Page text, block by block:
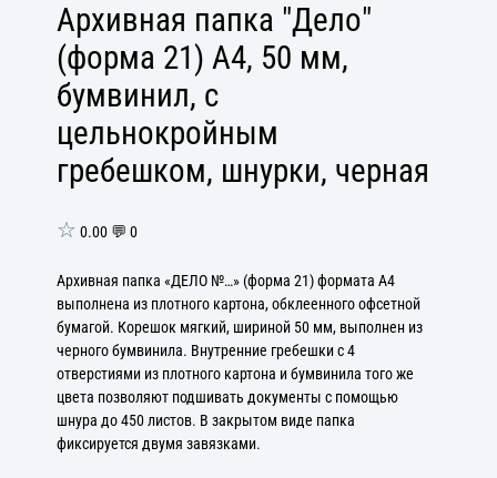
Архивная папка "Дело"
(форма 21) А4, 50 мм,
бумвинил, с
цельнокройным
гребешком, шнурки, черная
☆ 0.00 💬 0
Архивная папка «ДЕЛО №…» (форма 21) формата А4
выполнена из плотного картона, обклеенного офсетной
бумагой. Корешок мягкий, шириной 50 мм, выполнен из
черного бумвинила. Внутренние гребешки с 4
отверстиями из плотного картона и бумвинила того же
цвета позволяют подшивать документы с помощью
шнура до 450 листов. В закрытом виде папка
фиксируется двумя завязками.